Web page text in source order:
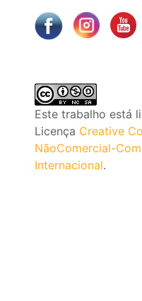
Este trabalho está
Licença Creative
NãoComercial-
Internacional.